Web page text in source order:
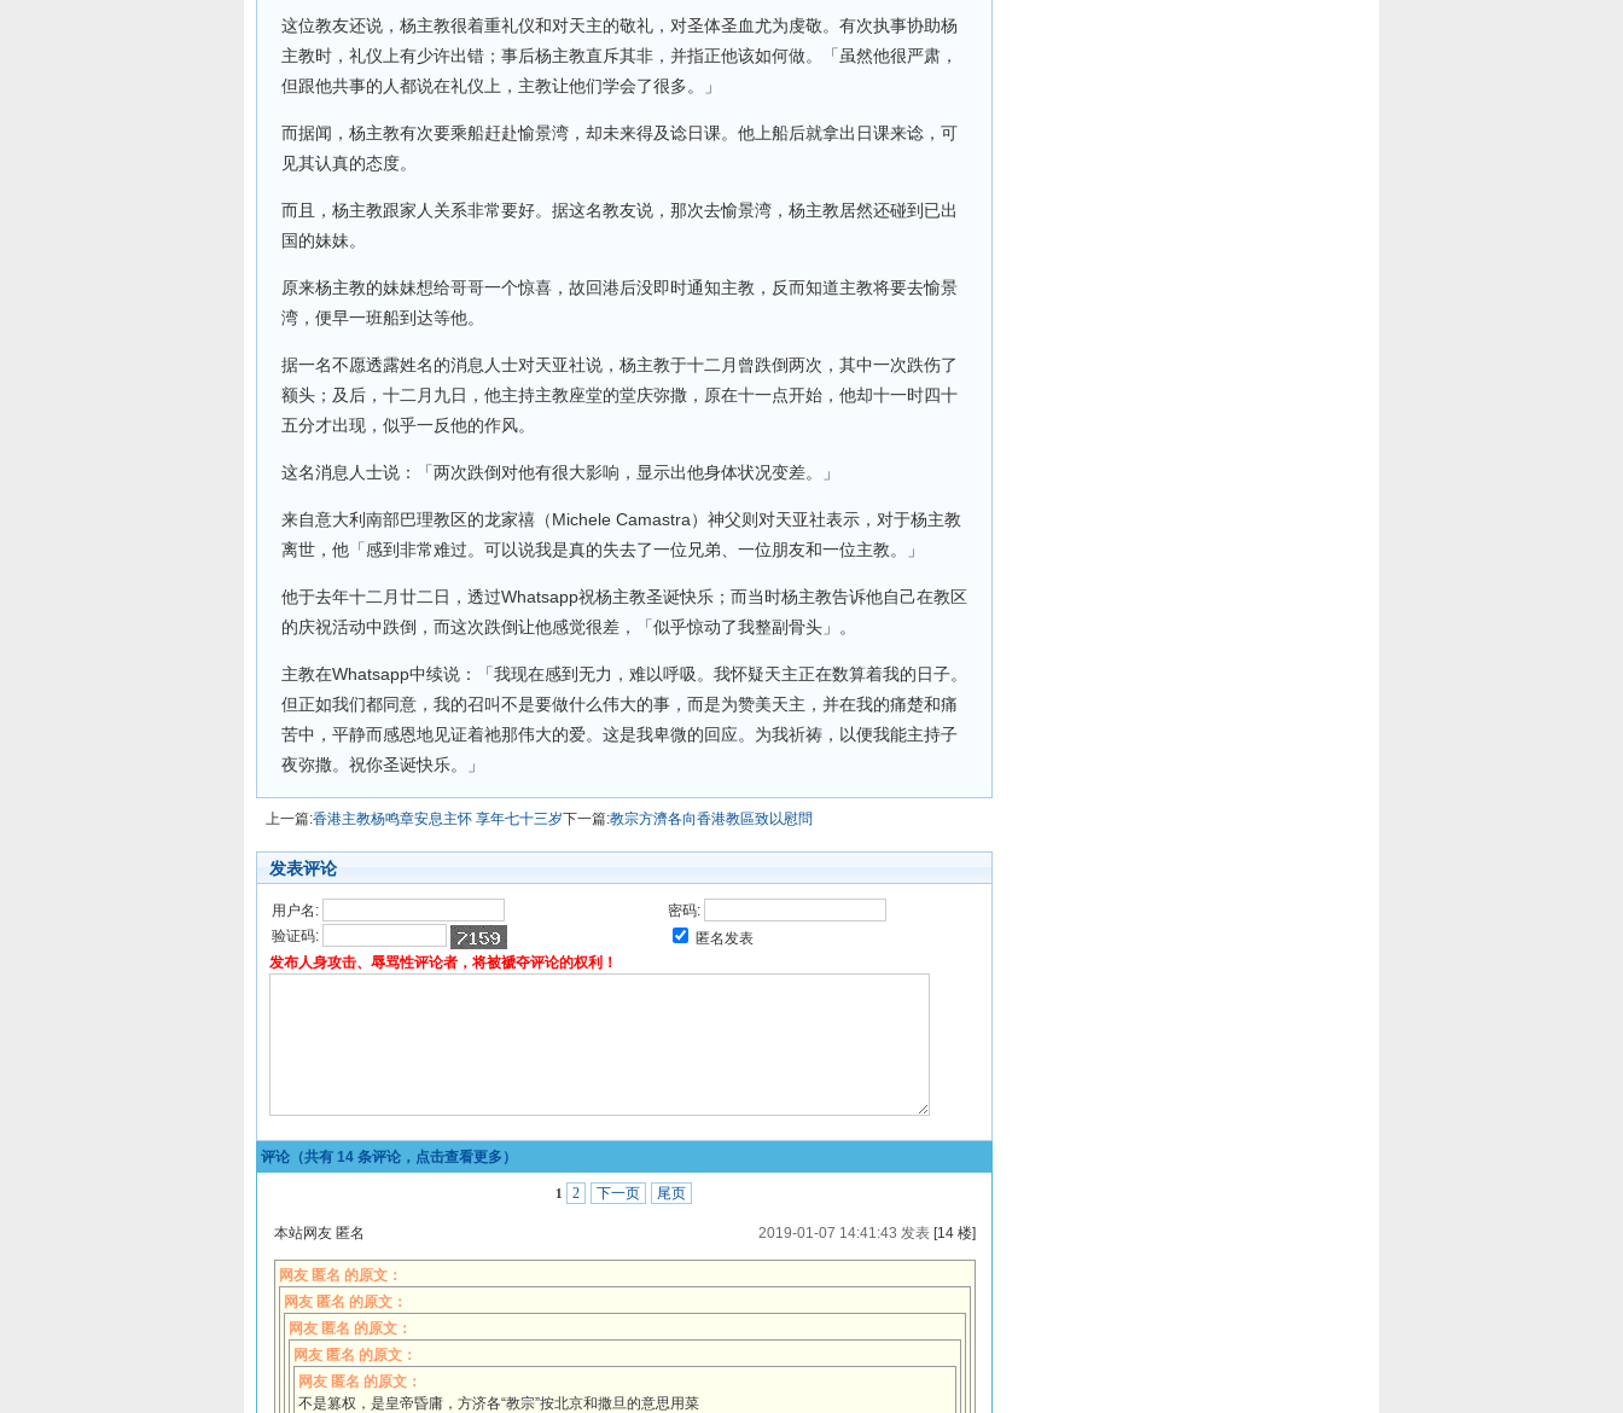
这位教友还说，杨主教很着重礼仪和对天主的敬礼，对圣体圣血尤为虔敬。有次执事协助杨
主教时，礼仪上有少许出错；事后杨主教直斥其非，并指正他该如何做。「虽然他很严肃，
但跟他共事的人都说在礼仪上，主教让他们学会了很多。」
而据闻，杨主教有次要乘船赶赴愉景湾，却未来得及谂日课。他上船后就拿出日课来谂，可
见其认真的态度。
而且，杨主教跟家人关系非常要好。据这名教友说，那次去愉景湾，杨主教居然还碰到已出
国的妹妹。
原来杨主教的妹妹想给哥哥一个惊喜，故回港后没即时通知主教，反而知道主教将要去愉景
湾，便早一班船到达等他。
据一名不愿透露姓名的消息人士对天亚社说，杨主教于十二月曾跌倒两次，其中一次跌伤了
额头；及后，十二月九日，他主持主教座堂的堂庆弥撒，原在十一点开始，他却十一时四十
五分才出现，似乎一反他的作风。
这名消息人士说：「两次跌倒对他有很大影响，显示出他身体状况变差。」
来自意大利南部巴理教区的龙家禧（Michele Camastra）神父则对天亚社表示，对于杨主教
离世，他「感到非常难过。可以说我是真的失去了一位兄弟、一位朋友和一位主教。」
他于去年十二月廿二日，透过Whatsapp祝杨主教圣诞快乐；而当时杨主教告诉他自己在教区
的庆祝活动中跌倒，而这次跌倒让他感觉很差，「似乎惊动了我整副骨头」。
主教在Whatsapp中续说：「我现在感到无力，难以呼吸。我怀疑天主正在数算着我的日子。
但正如我们都同意，我的召叫不是要做什么伟大的事，而是为赞美天主，并在我的痛楚和痛
苦中，平静而感恩地见证着祂那伟大的爱。这是我卑微的回应。为我祈祷，以便我能主持子
夜弥撒。祝你圣诞快乐。」
上一篇:香港主教杨鸣章安息主怀 享年七十三岁下一篇:教宗方濟各向香港教區致以慰問
发表评论
用户名:
密码:
验证码:
匿名发表
发布人身攻击、辱骂性评论者，将被褫夺评论的权利！
评论（共有 14 条评论，点击查看更多）
1 2 下一页 尾页
本站网友 匿名 2019-01-07 14:41:43 发表[14 楼]
网友 匿名 的原文：
网友 匿名 的原文：
网友 匿名 的原文：
网友 匿名 的原文：
网友 匿名 的原文：
不是篡权，是皇帝昏庸，方济各“教宗”按北京和撒旦的意思用菜